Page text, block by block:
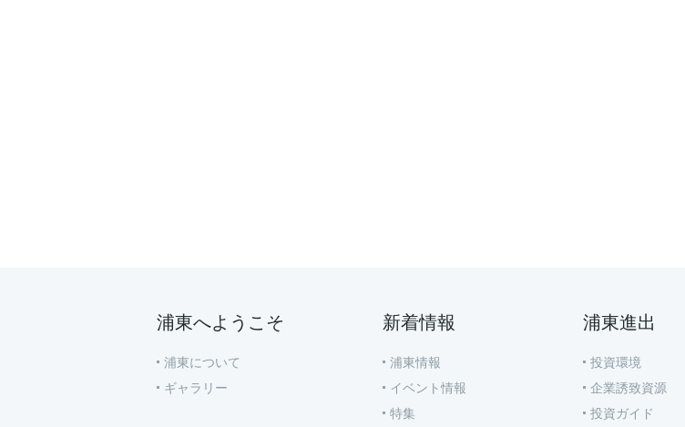
浦東へようこそ
浦東について
ギャラリー
新着情報
浦東情報
イベント情報
特集
浦東進出
投資環境
企業誘致資源
投資ガイド